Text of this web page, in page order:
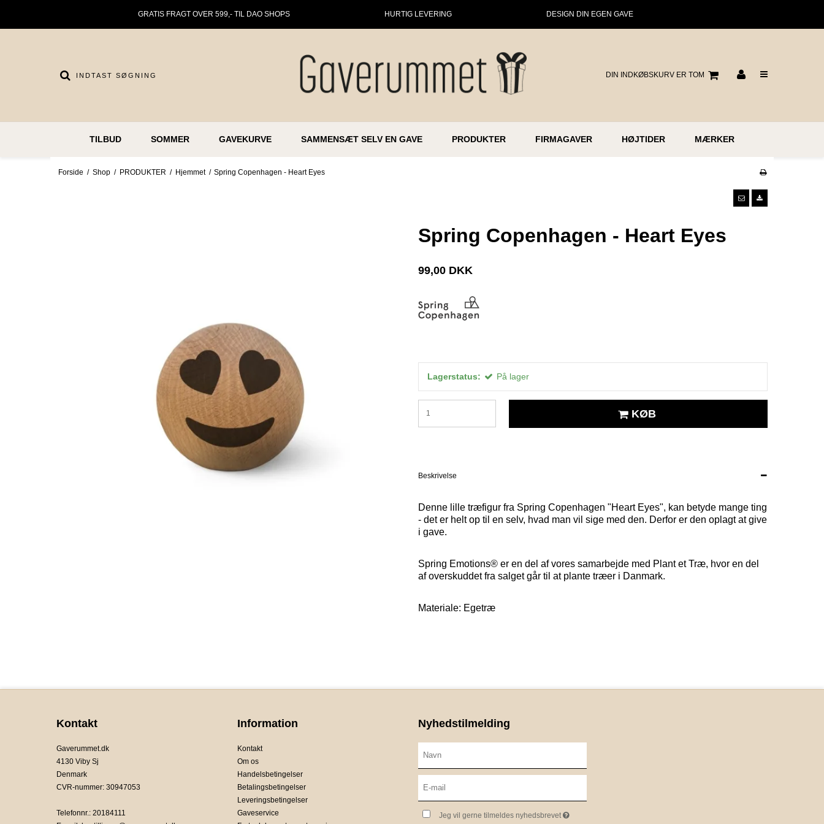
GRATIS FRAGT OVER 599,- TIL DAO SHOPS HURTIG LEVERING DESIGN DIN EGEN GAVE
DIN INDKØBSKURV ER TOM
TILBUD SOMMER GAVEKURVE SAMMENSÆT SELV EN GAVE PRODUKTER FIRMAGAVER HØJTIDER MÆRKER
Forside / Shop / PRODUKTER / Hjemmet / Spring Copenhagen - Heart Eyes
Spring Copenhagen - Heart Eyes
99,00 DKK
Lagerstatus: På lager
KØB
Beskrivelse
Denne lille træfigur fra Spring Copenhagen "Heart Eyes", kan betyde mange ting
- det er helt op til en selv, hvad man vil sige med den. Derfor er den oplagt at give
i gave.
Spring Emotions® er en del af vores samarbejde med Plant et Træ, hvor en del
af overskuddet fra salget går til at plante træer i Danmark.
Materiale: Egetræ
Kontakt
Gaverummet.dk
4130 Viby Sj
Denmark
CVR-nummer: 30947053
Telefonnr. : 20184111
Information
Kontakt
Om os
Handelsbetingelser
Betalingsbetingelser
Leveringsbetingelser
Gaveservice
Nyhedstilmelding
Jeg vil gerne tilmeldes nyhedsbrevet